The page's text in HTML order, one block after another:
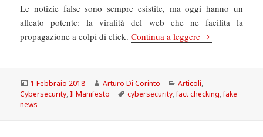
Le notizie false sono sempre esistite, ma oggi hanno un
alleato potente: la viralità del web che ne facilita la
propagazione a colpi di click.Continua a leggere Il Manifesto:
Scritto
il
1 Febbraio 2018 Autore
Arturo Di Corinto Categorie
Articoli,
Cybersecurity,Il Manifesto Tag
cybersecurity,fact checking,fake
news